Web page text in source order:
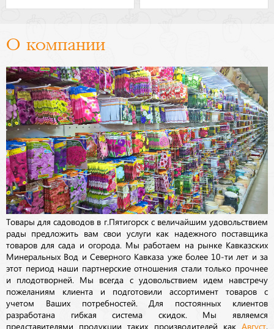
О компании
Товары для садоводов в г.Пятигорск с величайшим удовольствием
рады предложить вам свои услуги как надежного поставщика
товаров для сада и огорода. Мы работаем на рынке Кавказских
Минеральных Вод и Северного Кавказа уже более 10-ти лет и за
этот период наши партнерские отношения стали только прочнее
и плодотворней. Мы всегда с удовольствием идем навстречу
пожеланиям клиента и подготовили ассортимент товаров с
учетом Ваших потребностей. Для постоянных клиентов
разработана гибкая система скидок. Мы являемся
представителями продукции таких производителей как Август